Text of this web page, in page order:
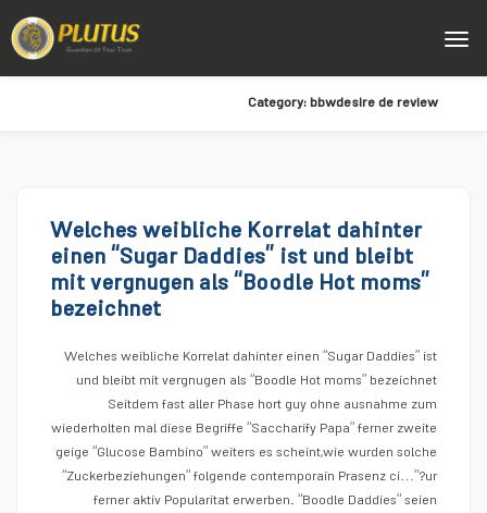
Category:bbwdesire de review
Welches weibliche Korrelat dahinter
einen “Sugar Daddies” ist und bleibt
mit vergnugen als “Boodle Hot moms”
bezeichnet
Welches weibliche Korrelat dahinter einen “Sugar Daddies” ist
und bleibt mit vergnugen als “Boodle Hot moms” bezeichnet
Seitdem fast aller Phase hort guy ohne ausnahme zum
wiederholten mal diese Begriffe “Saccharify Papa” ferner zweite
geige “Glucose Bambino” weiters es scheint,wie wurden solche
“Zuckerbeziehungen” folgende contemporain Prasenz ci…”?ur
ferner aktiv Popularitat erwerben. “Boodle Daddies” seien